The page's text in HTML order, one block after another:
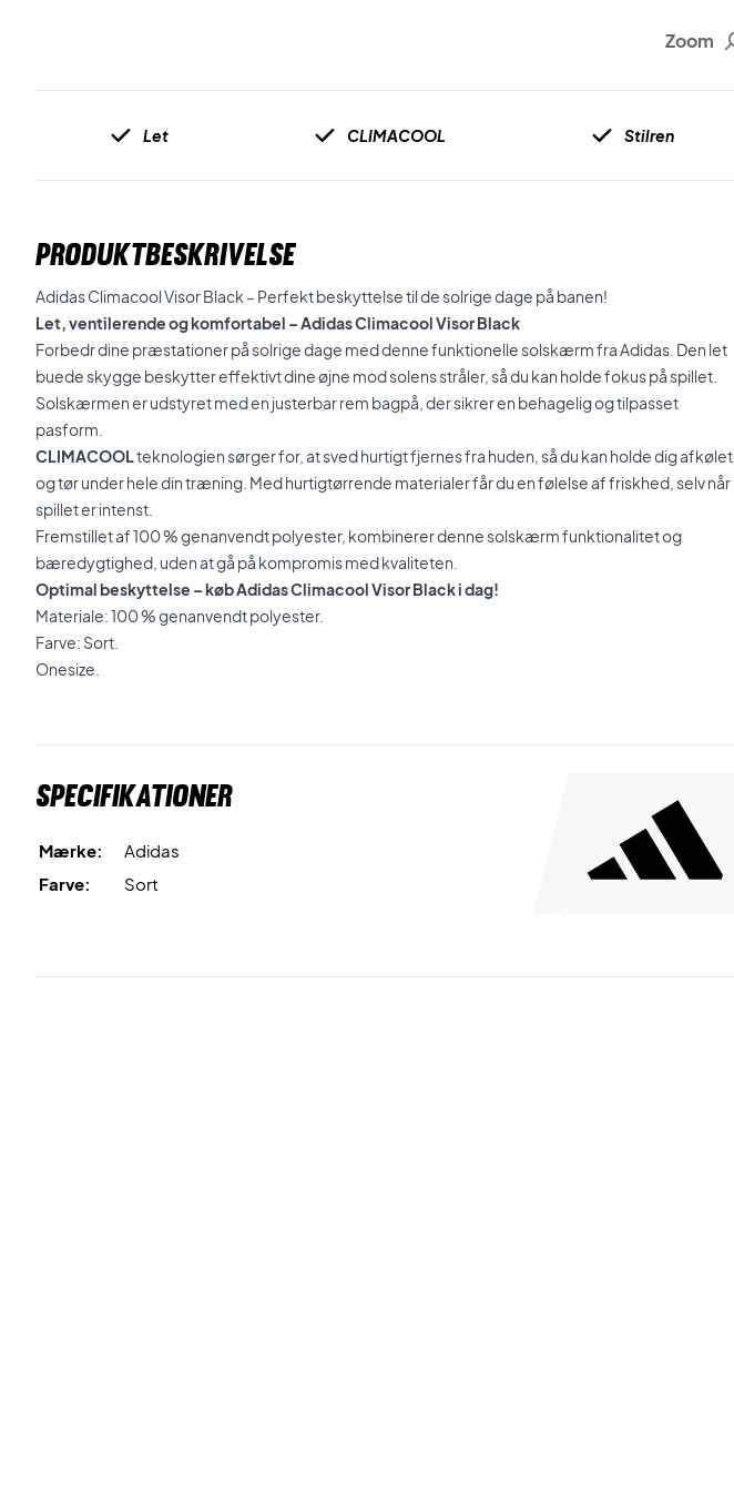
Zoom
Let CLIMACOOL Stilren
PRODUKTBESKRIVELSE
Adidas Climacool Visor Black – Perfekt beskyttelse til de solrige dage på banen!
Let, ventilerende og komfortabel – Adidas Climacool Visor Black
Forbedr dine præstationer på solrige dage med denne funktionelle solskærm fra Adidas. Den let
buede skygge beskytter effektivt dine øjne mod solens stråler, så du kan holde fokus på spillet.
Solskærmen er udstyret med en justerbar rem bagpå, der sikrer en behagelig og tilpasset
pasform.
CLIMACOOLteknologien sørger for, at sved hurtigt fjernes fra huden, så du kan holde dig afkølet
og tør under hele din træning. Med hurtigtørrende materialer får du en følelse af friskhed, selv når
spillet er intenst.
Fremstillet af 100 % genanvendt polyester, kombinerer denne solskærm funktionalitet og
bæredygtighed, uden at gå på kompromis med kvaliteten.
Optimal beskyttelse – køb Adidas Climacool Visor Black i dag!
Materiale: 100 % genanvendt polyester.
Farve: Sort.
Onesize.
Specifikationer
Mærke:
Adidas
Farve:
Sort